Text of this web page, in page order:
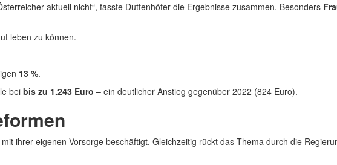
aktuell nicht“, fasste Duttenhöfer die Ergebnisse zusammen. Besonders
leben zu können.
13 %.
bei bis zu 1.243 Euro – ein deutlicher Anstieg gegenüber 2022 (824 Euro).
ihrer eigenen Vorsorge beschäftigt. Gleichzeitig rückt das Thema durch die